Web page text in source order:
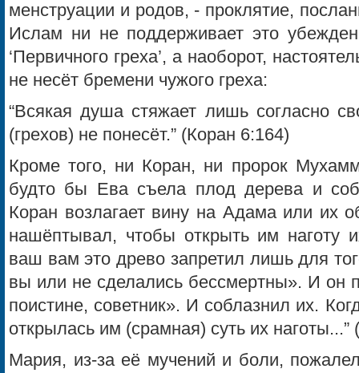
менструации и родов, - проклятие,
Ислам ни не поддерживает это
‘Первичного греха’, а наоборот,
не несёт бремени чужого греха:
“Всякая душа стяжает лишь согласно
(грехов) не понесёт.” (Коран 6:164)
Кроме того, ни Коран, ни пророк
будто бы Ева съела плод дерева и
Коран возлагает вину на Адама или их
нашёптывал, чтобы открыть им наготу
ваш вам это древо запретил лишь для
вы или не сделались бессмертны». И он
поистине, советник». И соблазнил их.
открылась им (срамная) суть их наготы...”
Мария, из-за её мучений и боли,